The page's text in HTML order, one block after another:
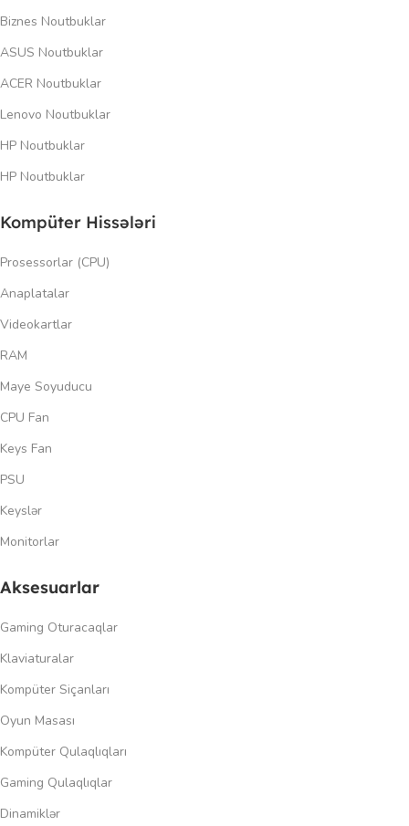
Biznes Noutbuklar
ASUS Noutbuklar
ACER Noutbuklar
Lenovo Noutbuklar
HP Noutbuklar
HP Noutbuklar
Kompüter Hissələri
Prosessorlar (CPU)
Anaplatalar
Videokartlar
RAM
Maye Soyuducu
CPU Fan
Keys Fan
PSU
Keyslər
Monitorlar
Aksesuarlar
Gaming Oturacaqlar
Klaviaturalar
Kompüter Siçanları
Oyun Masası
Kompüter Qulaqlıqları
Gaming Qulaqlıqlar
Dinamiklər